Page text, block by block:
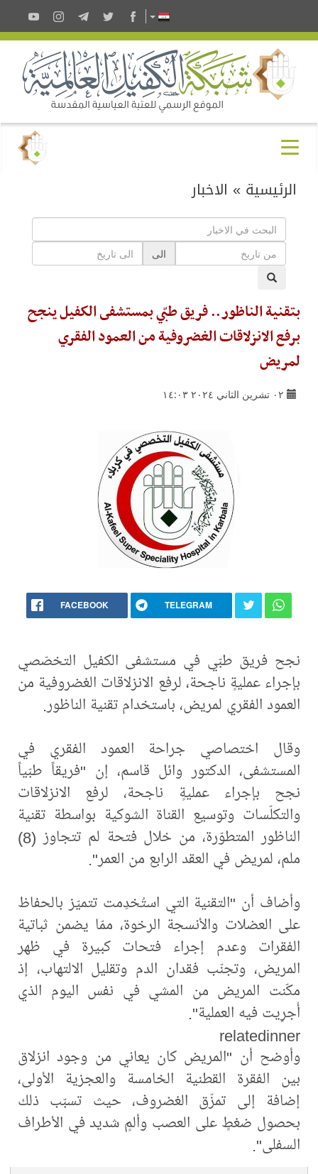
الرئيسية » الاخبار
الى
بتقنية الناظور.. فريق طبّي بمستشفى الكفيل ينجح
برفع الانزلاقات الغضروفية من العمود الفقري
لمريض
٠٢ تشرين الثاني ٢٠٢٤ ١٤:٠٣
FACEBOOK TELEGRAM
نجح فريق طبّي في مستشفى الكفيل التخصّصي
بإجراء عمليةٍ ناجحة، لرفع الانزلاقات الغضروفية من
العمود الفقري لمريض، باستخدام تقنية الناظور.
وقال اختصاصي جراحة العمود الفقري في
المستشفى، الدكتور وائل قاسم، إن "فريقاً طبّياً
نجح بإجراء عمليةٍ ناجحة، لرفع الانزلاقات
والتكلّسات وتوسيع القناة الشوكية بواسطة تقنية
الناظور المتطوّرة، من خلال فتحة لم تتجاوز (8)
ملم، لمريض في العقد الرابع من العمر".
وأضاف أن "التقنية التي استُخدِمت تتميّز بالحفاظ
على العضلات والأنسجة الرخوة، ممّا يضمن ثباتية
الفقرات وعدم إجراء فتحات كبيرة في ظهر
المريض، وتجنّب فقدان الدم وتقليل الالتهاب، إذ
مكّنت المريض من المشي في نفس اليوم الذي
أُجرِيت فيه العملية".
relatedinner
وأوضح أن "المريض كان يعاني من وجود انزلاق
بين الفقرة القطنية الخامسة والعجزية الأولى،
إضافة إلى تمزّق الغضروف، حيث تسبّب ذلك
بحصول ضغطٍ على العصب وألمٍ شديد في الأطراف
السفلى".